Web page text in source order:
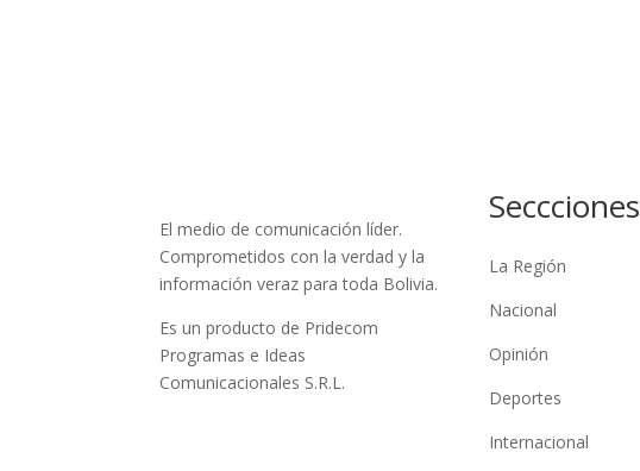
El medio de comunicación líder.
Comprometidos con la verdad y la
información veraz para toda Bolivia.
Es un producto de Pridecom
Programas e Ideas
Comunicacionales S.R.L.
Seccciones
La Región
Nacional
Opinión
Deportes
Internacional